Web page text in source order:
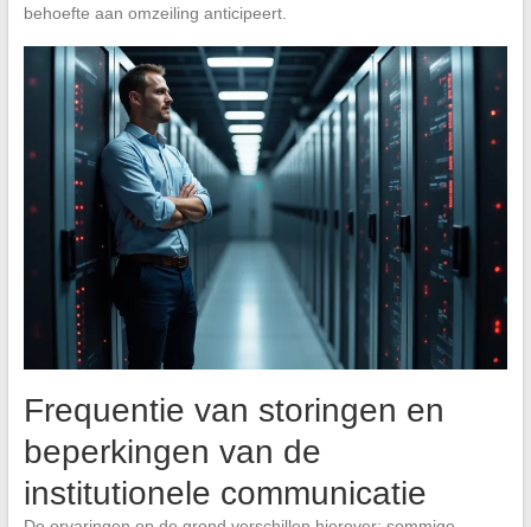
behoefte aan omzeiling anticipeert.
Frequentie van storingen en
beperkingen van de
institutionele communicatie